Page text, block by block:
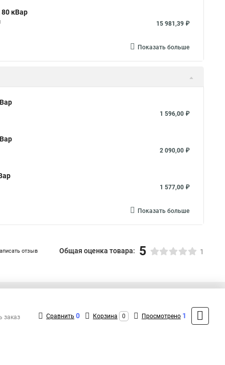
кВар
15 981,39 ₽
Показать больше
1 596,00 ₽
2 090,00 ₽
1 577,00 ₽
Показать больше
отзыв Общая оценка товара: 5 1
+7 (495) 432-09-09
MAX: +7 (936) 148-00-15
заказ Сравнить 0 Корзина 0 Просмотрено 1